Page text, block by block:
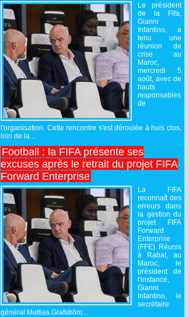
Le président
de la Fifa,
Gianni
Infantino, a
tenu une
réunion de
crise au
Maroc,
mercredi 5
août, avec de
hauts
responsables
de
l'organisation. Cette rencontre s'est déroulée à huis clos,
loin de la...
Football : la FIFA présente ses
excuses après le retrait du projet FIFA
Forward Enterprise
La FIFA
reconnaît des
erreurs dans
la gestion du
projet FIFA
Forward
Enterprise
(FFE). Réunis
à Rabat, au
Maroc, le
président de
l'instance,
Gianni
Infantino, le
secrétaire
général Mattias Grafström...